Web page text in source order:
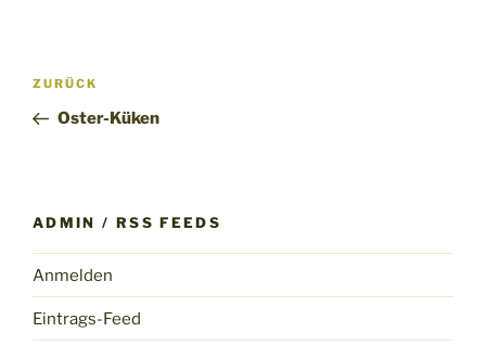
Beitragsnavigation
Vorheriger
Beitrag
ZURÜCK
Oster-Küken
ADMIN / RSS FEEDS
Anmelden
Eintrags-Feed